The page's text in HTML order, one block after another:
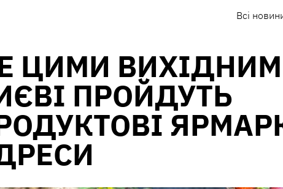
Всі
ЦИМИ
ПРОЙДУТЬ